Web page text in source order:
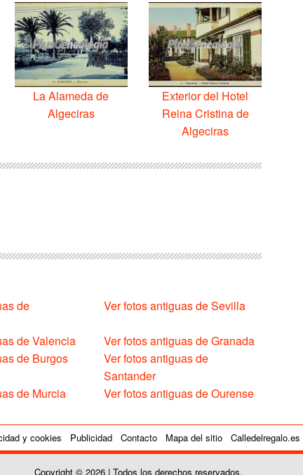
La Alameda de
Algeciras
Exterior del Hotel
Reina Cristina de
Algeciras
de
Ver fotos antiguas de Sevilla
de Valencia
Ver fotos antiguas de Granada
de Burgos
Ver fotos antiguas de
Santander
de Murcia Ver fotos antiguas de Ourense
y cookies Publicidad Contacto Mapa del sitio Calledelregalo.es
Copyright © 2026 | Todos los derechos reservados.